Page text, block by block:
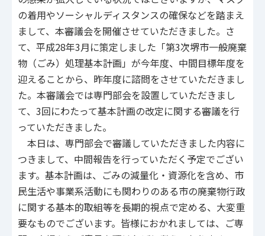
の着用やソーシャルディスタンスの確保などを踏まえ
まして、本審議会を開催させていただきました。さ
て、平成28年3月に策定しました「第3次堺市一般廃棄
物（ごみ）処理基本計画」が今年度、中間目標年度を
迎えることから、昨年度に諮問をさせていただきまし
た。本審議会では専門部会を設置していただきまし
て、3回にわたって基本計画の改定に関する審議を行
っていただきました。
本日は、専門部会で審議していただきました内容に
つきまして、中間報告を行っていただく予定でござい
ます。基本計画は、ごみの減量化・資源化を含め、市
民生活や事業系活動にも関わりのある市の廃棄物行政
に関する基本的取組等を長期的視点で定める、大変重
要なものでございます。皆様におかれましては、ご専